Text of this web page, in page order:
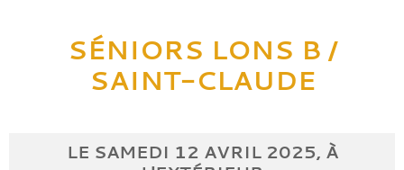
SÉNIORS LONS B /
SAINT-CLAUDE
LE SAMEDI 12 AVRIL 2025, À